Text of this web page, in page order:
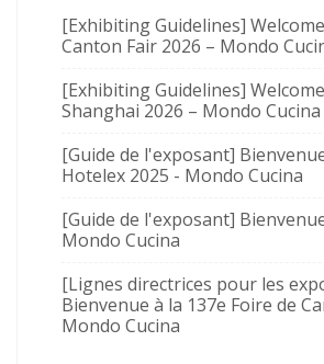
[Exhibiting Guidelines]
Canton Fair 2026 – Mondo
[Exhibiting Guidelines]
Shanghai 2026 – Mondo Cucina
[Guide de l'exposant]
Hotelex 2025 - Mondo Cucina
[Guide de l'exposant]
Mondo Cucina
[Lignes directrices pour les
Bienvenue à la 137e Foire de
Mondo Cucina